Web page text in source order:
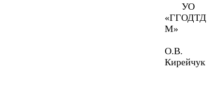
УО
«ГГОДТД
М»
О.В.
Кирейчук